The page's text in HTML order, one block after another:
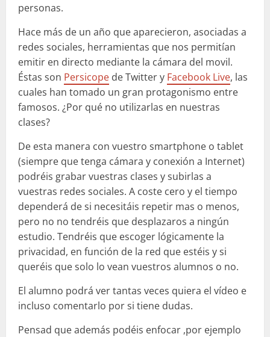
personas.
Hace más de un año que aparecieron, asociadas a
redes sociales, herramientas que nos permitían
emitir en directo mediante la cámara del movil.
Éstas son Persicope de Twitter y Facebook Live, las
cuales han tomado un gran protagonismo entre
famosos. ¿Por qué no utilizarlas en nuestras
clases?
De esta manera con vuestro smartphone o tablet
(siempre que tenga cámara y conexión a Internet)
podréis grabar vuestras clases y subirlas a
vuestras redes sociales. A coste cero y el tiempo
dependerá de si necesitáis repetir mas o menos,
pero no no tendréis que desplazaros a ningún
estudio. Tendréis que escoger lógicamente la
privacidad, en función de la red que estéis y si
queréis que solo lo vean vuestros alumnos o no.
El alumno podrá ver tantas veces quiera el vídeo e
incluso comentarlo por si tiene dudas.
Pensad que además podéis enfocar ,por ejemplo